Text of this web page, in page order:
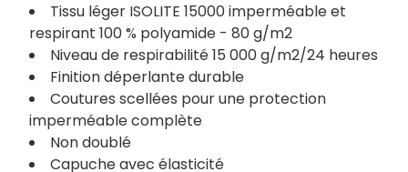
Tissu léger ISOLITE 15000 imperméable et
respirant 100 % polyamide - 80 g/m2
Niveau de respirabilité 15 000 g/m2/24 heures
Finition déperlante durable
Coutures scellées pour une protection
imperméable complète
Non doublé
Capuche avec élasticité